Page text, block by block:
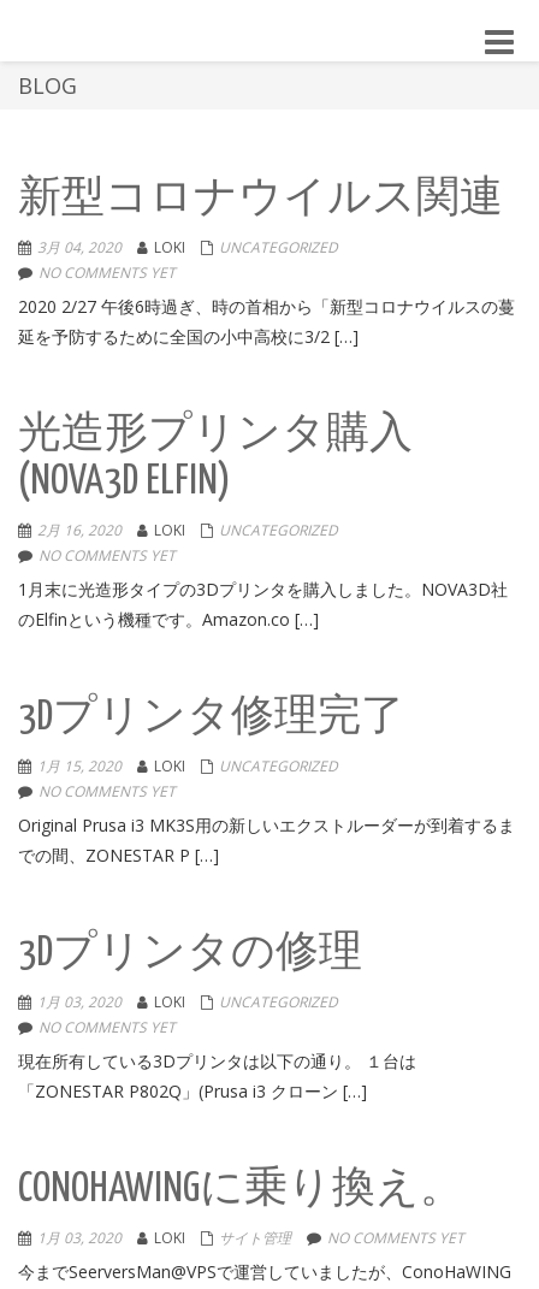
Toggle
BLOG
新型コロナウイルス関連
3月 04, 2020 LOKI
UNCATEGORIZED
NO COMMENTS YET
2020 2/27 午後6時過ぎ、時の首相から「新型コロナウイルスの蔓
延を予防するために全国の小中高校に3/2 […]
光造形プリンタ購入
(NOVA3D ELFIN)
2月 16, 2020 LOKI
UNCATEGORIZED
NO COMMENTS YET
1月末に光造形タイプの3Dプリンタを購入しました。NOVA3D社
のElfinという機種です。Amazon.co […]
3Dプリンタ修理完了
1月 15, 2020 LOKI
UNCATEGORIZED
NO COMMENTS YET
Original Prusa i3 MK3S用の新しいエクストルーダーが到着するま
での間、ZONESTAR P […]
3Dプリンタの修理
1月 03, 2020 LOKI
UNCATEGORIZED
NO COMMENTS YET
現在所有している3Dプリンタは以下の通り。 １台は
「ZONESTAR P802Q」(Prusa i3 クローン […]
CONOHAWINGに乗り換え。
1月 03, 2020 LOKI サイト管理 NO COMMENTS YET
今までSeerversMan@VPSで運営していましたが、ConoHaWING